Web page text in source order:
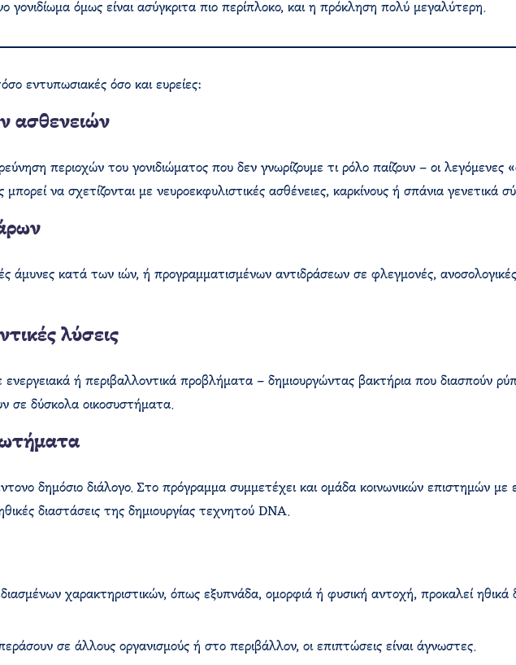
γονιδίωμα όμως είναι ασύγκριτα πιο περίπλοκο, και η πρόκληση πολύ μεγαλύτερη.
εντυπωσιακές όσο και ευρείες:
ασθενειών
περιοχών του γονιδιώματος που δεν γνωρίζουμε τι ρόλο παίζουν – οι λεγόμενες
να σχετίζονται με νευροεκφυλιστικές ασθένειες, καρκίνους ή σπάνια γενετικά
άμυνες κατά των ιών, ή προγραμματισμένων αντιδράσεων σε φλεγμονές,
λύσεις
ενεργειακά ή περιβαλλοντικά προβλήματα – δημιουργώντας βακτήρια που διασπούν
σε δύσκολα οικοσυστήματα.
δημόσιο διάλογο. Στο πρόγραμμα συμμετέχει και ομάδα κοινωνικών επιστημών με
διαστάσεις της δημιουργίας τεχνητού DNA.
χαρακτηριστικών, όπως εξυπνάδα, ομορφιά ή φυσική αντοχή, προκαλεί ηθικά
σε άλλους οργανισμούς ή στο περιβάλλον, οι επιπτώσεις είναι άγνωστες.